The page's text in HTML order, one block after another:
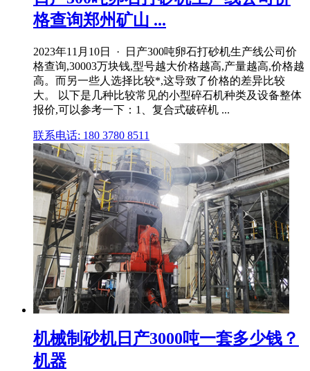
格查询郑州矿山 ...
2023年11月10日 · 日产300吨卵石打砂机生产线公司价
格查询,30003万块钱,型号越大价格越高,产量越高,价格越
高。而另一些人选择比较*,这导致了价格的差异比较
大。 以下是几种比较常见的小型碎石机种类及设备整体
报价,可以参考一下：1、复合式破碎机 ...
联系电话: 180 3780 8511
机械制砂机日产3000吨一套多少钱？
机器